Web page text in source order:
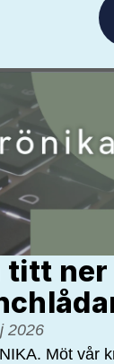
titt ner
2026
Möt vår